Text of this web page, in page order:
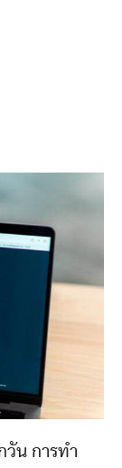
วัน การทำ